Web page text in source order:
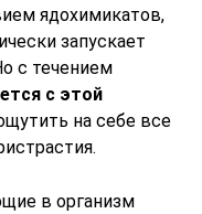
ядохимикатов,
запускает
с течением
с этой
на себе все
в организм